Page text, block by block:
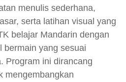
menulis sederhana,
serta latihan visual yang
belajar Mandarin dengan
bermain yang sesuai
Program ini dirancang
mengembangkan